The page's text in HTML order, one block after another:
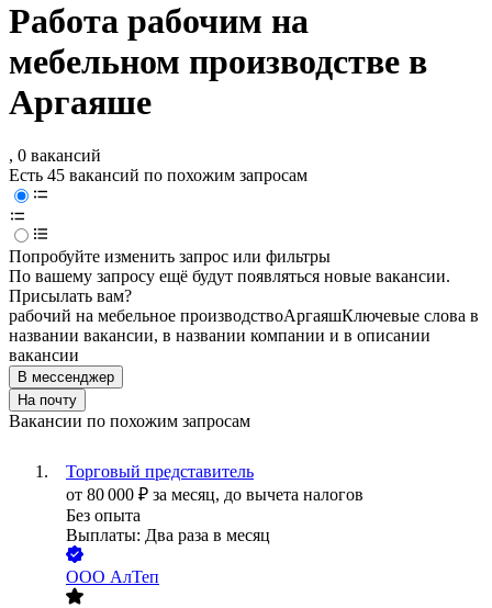
Работа рабочим на
мебельном производстве в
Аргаяше
, 0 вакансий
Есть 45 вакансий по похожим запросам
Попробуйте изменить запрос или фильтры
По вашему запросу ещё будут появляться новые вакансии.
Присылать вам?
рабочий на мебельное производствоАргаяшКлючевые слова в
названии вакансии, в названии компании и в описании
вакансии
В мессенджер
На почту
Вакансии по похожим запросам
Торговый представитель
от 80 000 ₽ за месяц, до вычета налогов
Без опыта
Выплаты: Два раза в месяц
ООО АлТеп